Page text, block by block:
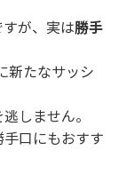
が、実は勝手
新たなサッシ
しません。
口にもおすす